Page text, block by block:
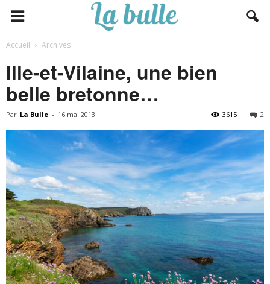
Accueil Archives
Ille-et-Vilaine, une bien
belle bretonne…
Par La Bulle - 16 mai 2013 2
3615